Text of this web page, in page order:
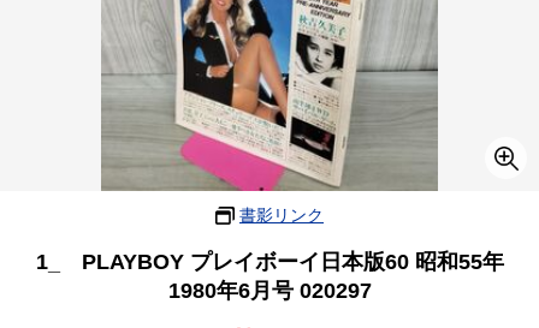
書影リンク
1_ PLAYBOY プレイボーイ日本版60 昭和55年
1980年6月号 020297